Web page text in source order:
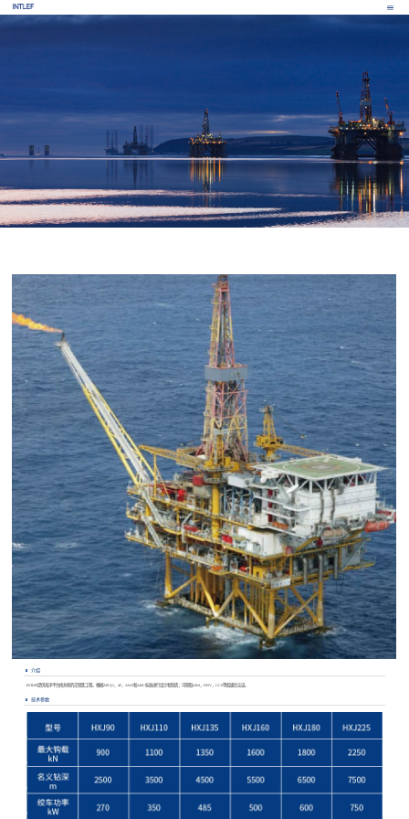
介绍
INTLEF提供海洋平台修井机的交钥匙工程。根据API Q1、4F，AWS和AISC标准进行设计和制造；可获取ABS，DNV，CCS等船级社认证。
技术参数